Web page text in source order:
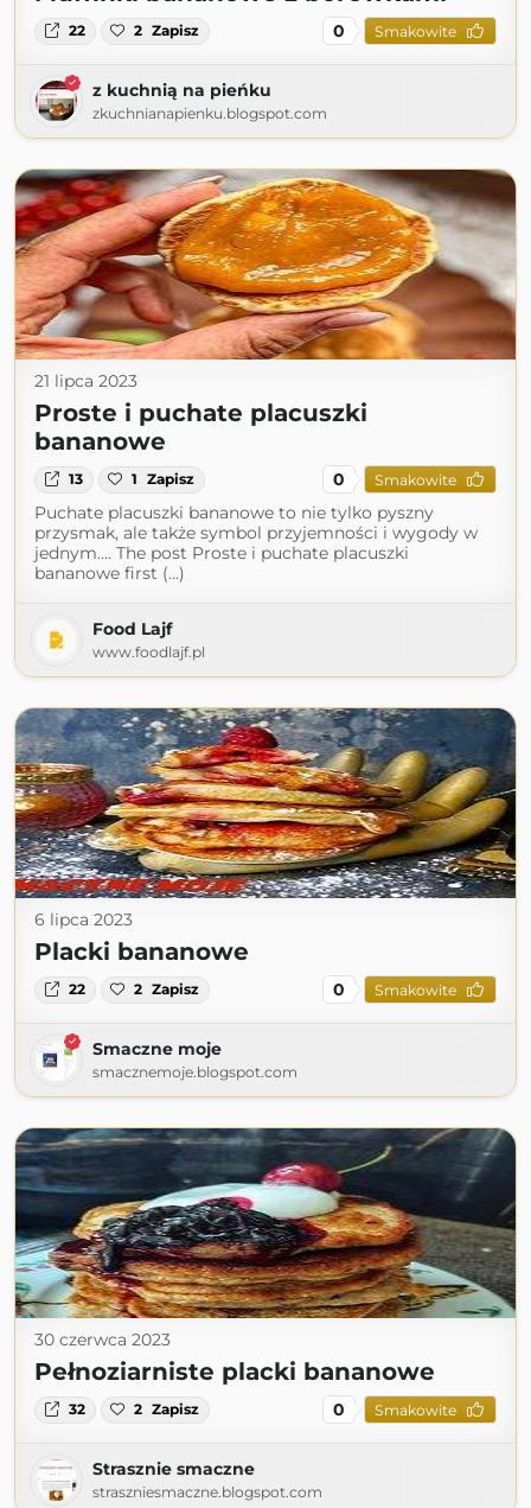
22 2 Zapisz 0 Smakowite
z kuchnią na pieńku
zkuchnianapienku.blogspot.com
21 lipca 2023
Proste i puchate placuszki
bananowe
13 1 Zapisz 0 Smakowite
Puchate placuszki bananowe to nie tylko pyszny
przysmak, ale także symbol przyjemności i wygody w
jednym.... The post Proste i puchate placuszki
bananowe first (...)
Food Lajf
www.foodlajf.pl
6 lipca 2023
Placki bananowe
22 2 Zapisz 0 Smakowite
Smaczne moje
smacznemoje.blogspot.com
30 czerwca 2023
Pełnoziarniste placki bananowe
32 2 Zapisz 0 Smakowite
Strasznie smaczne
straszniesmaczne.blogspot.com